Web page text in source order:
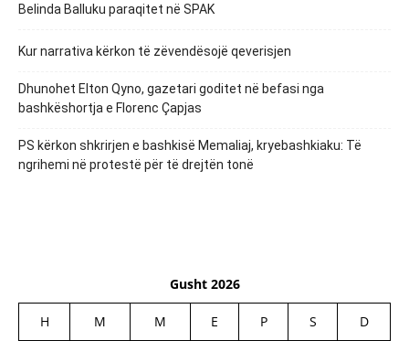
Belinda Balluku paraqitet në SPAK
Kur narrativa kërkon të zëvendësojë qeverisjen
Dhunohet Elton Qyno, gazetari goditet në befasi nga
bashkëshortja e Florenc Çapjas
PS kërkon shkrirjen e bashkisë Memaliaj, kryebashkiaku: Të
ngrihemi në protestë për të drejtën tonë
Gusht 2026
H M M E P S D